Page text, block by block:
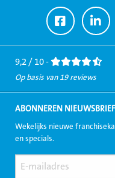
Ga
naar
Facebook
Ga
naar
9,2 / 10 -
Op basis van 19 reviews
ABONNEREN NIEUWSBRIEF
Wekelijks nieuwe
en specials.